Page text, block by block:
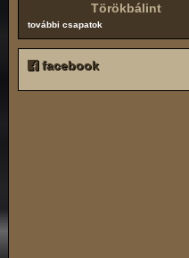
Törökbálint
további csapatok
facebook